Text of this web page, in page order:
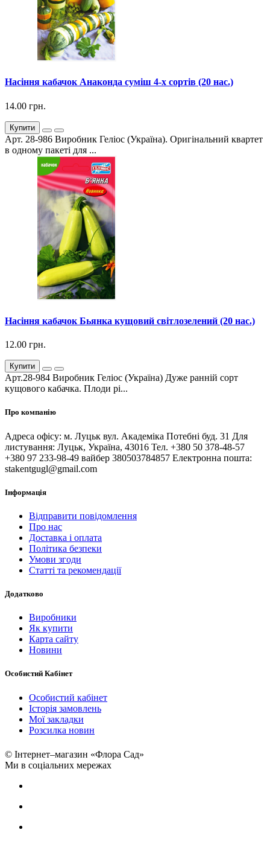
Насіння кабачок Анаконда суміш 4-х сортів (20 нас.)
14.00 грн.
Купити
Арт. 28-986 Виробник Геліос (Україна). Оригінальний квартет
в одному пакеті для ...
Насіння кабачок Бьянка кущовий світлозелений (20 нас.)
12.00 грн.
Купити
Арт.28-984 Виробник Геліос (Україна) Дуже ранній сорт
кущового кабачка. Плоди рі...
Про компанію
Адреса офісу: м. Луцьк вул. Академіка Потебні буд. 31 Для
листування: Луцьк, Україна, 43016 Тел. +380 50 378-48-57
+380 97 233-98-49 вайбер 380503784857 Електронна пошта:
stakentgugl@gmail.com
Інформація
Відправити повідомлення
Про нас
Доставка і оплата
Політика безпеки
Умови згоди
Статті та рекомендації
Додатково
Виробники
Як купити
Карта сайту
Новини
Особистий Кабінет
Особистий кабінет
Історія замовлень
Мої закладки
Розсилка новин
© Інтернет–магазин «Флора Сад»
Ми в соціальних мережах